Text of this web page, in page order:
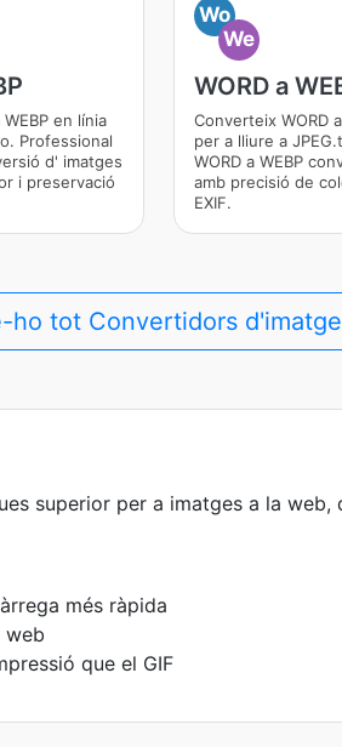
en línia
Professional
d' imatges
i preservació
Wo
We
WORD a
Converteix WORD
per a lliure a
WORD a WEBP
amb precisió de
EXIF.
ho tot Convertidors
superior per a imatges a la web,
més ràpida
web
que el GIF